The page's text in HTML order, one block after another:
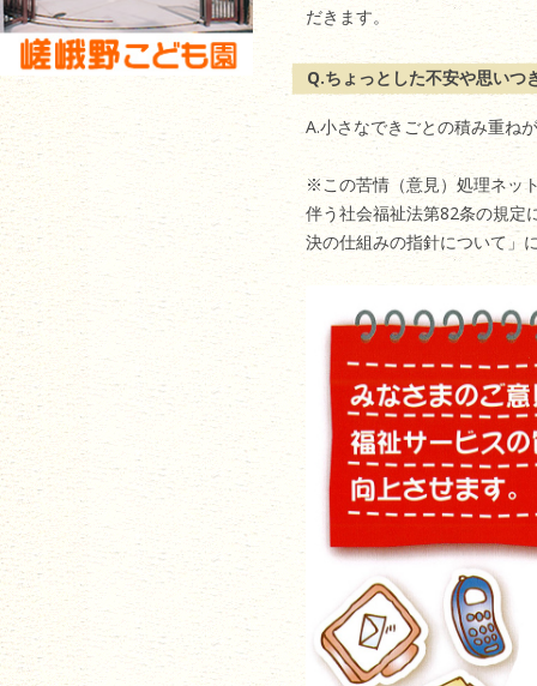
だきます。
Q.ちょっとした不安や思いつ
A.小さなできごとの積み重ね
※この苦情（意見）処理ネッ
伴う社会福祉法第82条の規定
決の仕組みの指針について」